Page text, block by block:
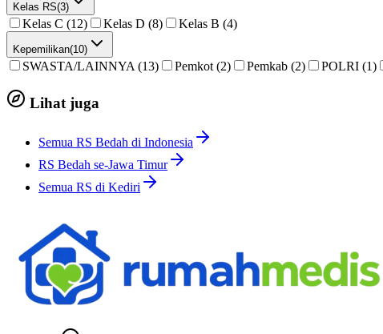
Kelas RS(3)
Kelas C (12) Kelas D (8) Kelas B (4)
Kepemilikan(10)
SWASTA/LAINNYA (13) Pemkot (2) Pemkab (2) POLRI (1)
Lihat juga
Semua RS Bedah di Indonesia
RS Bedah se-Jawa Timur
Semua RS di Kediri